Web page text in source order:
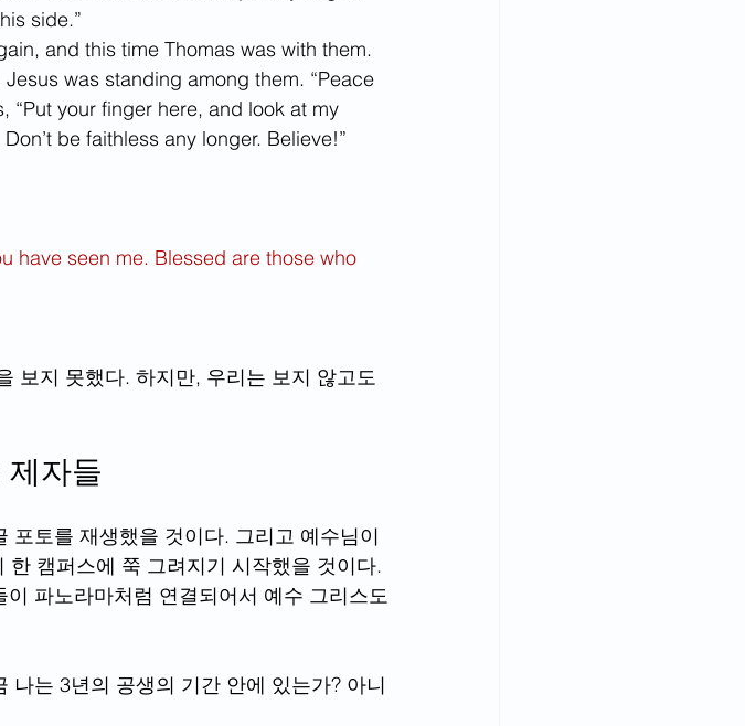
side.”
and this time Thomas was with them.
was standing among them. “Peace
“Put your finger here, and look at my
be faithless any longer. Believe!”
have seen me. Blessed are those who
보지 못했다. 하지만, 우리는 보지 않고도
제자들
포토를 재생했을 것이다. 그리고 예수님이
캠퍼스에 쭉 그려지기 시작했을 것이다.
파노라마처럼 연결되어서 예수 그리스도
는 3년의 공생의 기간 안에 있는가? 아니